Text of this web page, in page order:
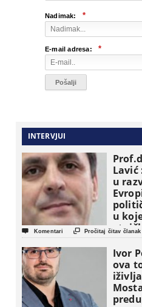
Nadimak: *
E-mail adresa: *
INTERVJUI
Lavić
u
u
 Komentari  Pročitaj čitav članak
Ivor
ova